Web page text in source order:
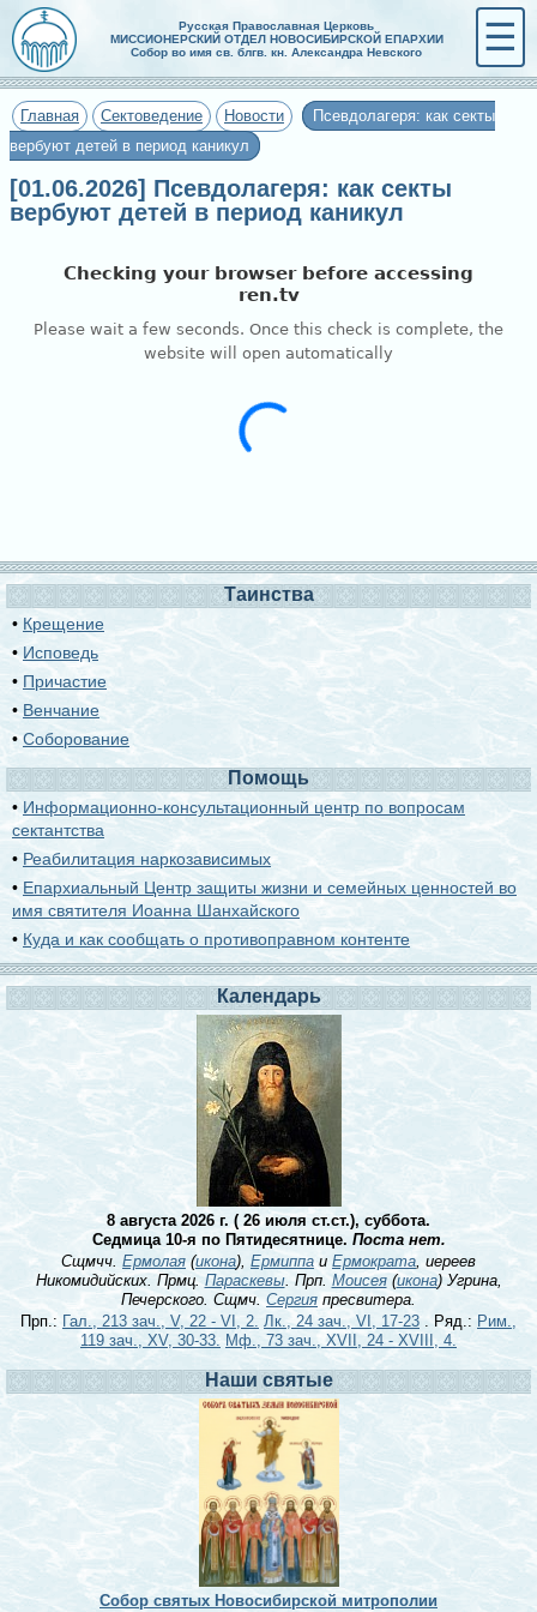
Русская Православная Церковь
МИССИОНЕРСКИЙ ОТДЕЛ НОВОСИБИРСКОЙ ЕПАРХИИ
Собор во имя св. блгв. кн. Александра Невского
☰
Главная Сектоведение Новости
Псевдолагеря: как секты
вербуют детей в период каникул
[01.06.2026] Псевдолагеря: как секты
вербуют детей в период каникул
Таинства
• Крещение
• Исповедь
• Причастие
• Венчание
•Соборование
Помощь
• Информационно-консультационный центр по вопросам
сектантства
• Реабилитация наркозависимых
• Епархиальный Центр защиты жизни и семейных ценностей во
имя святителя Иоанна Шанхайского
• Куда и как сообщать о противоправном контенте
Календарь
8 августа 2026 г. ( 26 июля ст.ст.), суббота.
Седмица 10-я по Пятидесятнице. Поста нет.
Сщмчч. Ермолая (икона), Ермиппаи Ермократа, иереев
Никомидийских. Прмц.Параскевы. Прп. Моисея(икона) Угрина,
Печерского. Сщмч. Сергия пресвитера.
Прп.: Гал., 213 зач., V, 22 - VI, 2. Лк., 24 зач., VI, 17-23 . Ряд.: Рим.,
119 зач., XV, 30-33. Мф., 73 зач., XVII, 24 - XVIII, 4.
Наши святые
Собор святых Новосибирской митрополии